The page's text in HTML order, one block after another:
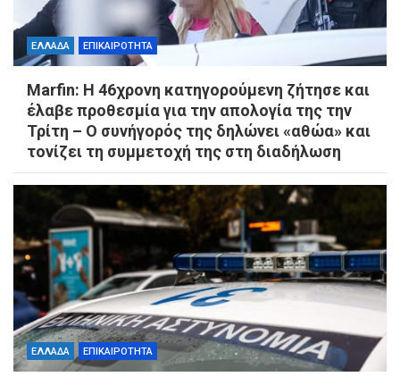
ΕΛΛΑΔΑ ΕΠΙΚΑΙΡΟΤΗΤΑ
Marfin: Η 46χρονη κατηγορούμενη ζήτησε και
έλαβε προθεσμία για την απολογία της την
Τρίτη – Ο συνήγορός της δηλώνει «αθώα» και
τονίζει τη συμμετοχή της στη διαδήλωση
ΕΛΛΑΔΑ ΕΠΙΚΑΙΡΟΤΗΤΑ